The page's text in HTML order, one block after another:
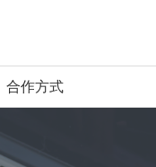
合作方式